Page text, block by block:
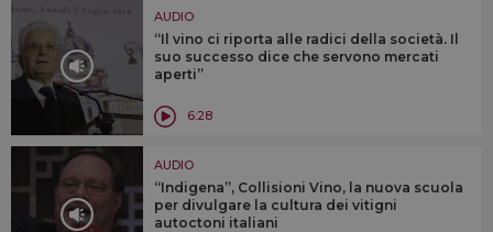
AUDIO
“Il vino ci riporta alle radici della società. Il
suo successo dice che servono mercati
aperti”
6:28
AUDIO
“Indigena”, Collisioni Vino, la nuova scuola
per divulgare la cultura dei vitigni
autoctoni italiani